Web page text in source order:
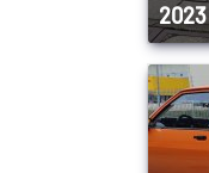
2023